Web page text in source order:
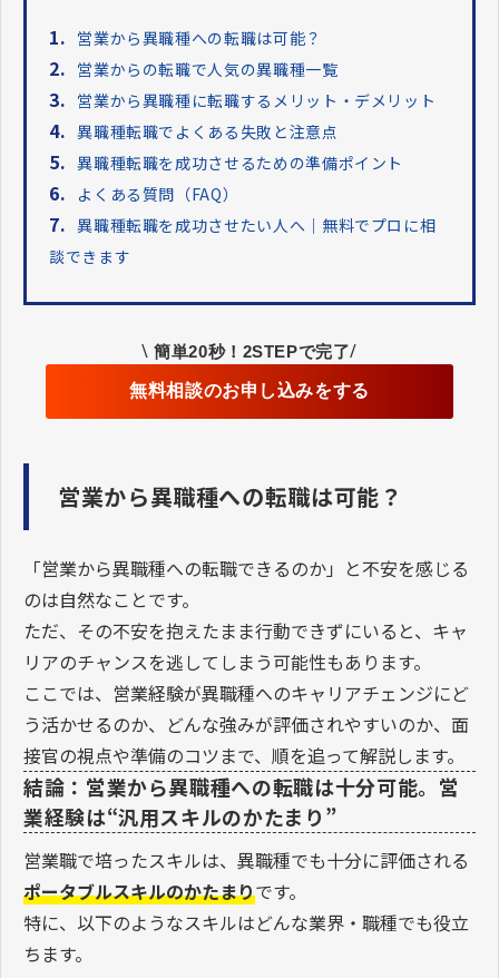
1. 営業から異職種への転職は可能？
2. 営業からの転職で人気の異職種一覧
3. 営業から異職種に転職するメリット・デメリット
4. 異職種転職でよくある失敗と注意点
5. 異職種転職を成功させるための準備ポイント
6. よくある質問（FAQ）
7. 異職種転職を成功させたい人へ｜無料でプロに相
談できます
\ 簡単20秒！2STEPで完了/
無料相談のお申し込みをする
営業から異職種への転職は可能？
「営業から異職種への転職できるのか」と不安を感じる
のは自然なことです。
ただ、その不安を抱えたまま行動できずにいると、キャ
リアのチャンスを逃してしまう可能性もあります。
ここでは、営業経験が異職種へのキャリアチェンジにど
う活かせるのか、どんな強みが評価されやすいのか、面
接官の視点や準備のコツまで、順を追って解説します。
結論：営業から異職種への転職は十分可能。営
業経験は“汎用スキルのかたまり”
営業職で培ったスキルは、異職種でも十分に評価される
ポータブルスキルのかたまりです。
特に、以下のようなスキルはどんな業界・職種でも役立
ちます。